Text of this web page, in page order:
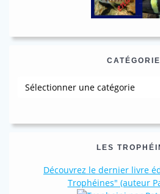
LES
Découvrez le dernier livre
Trophéines" (auteur